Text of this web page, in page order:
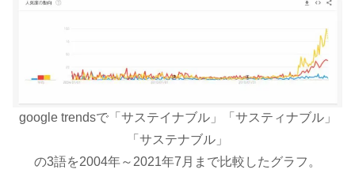
google trendsで「サステイナブル」「サスティナブル」
「サステナブル」
の3語を2004年～2021年7月まで比較したグラフ。